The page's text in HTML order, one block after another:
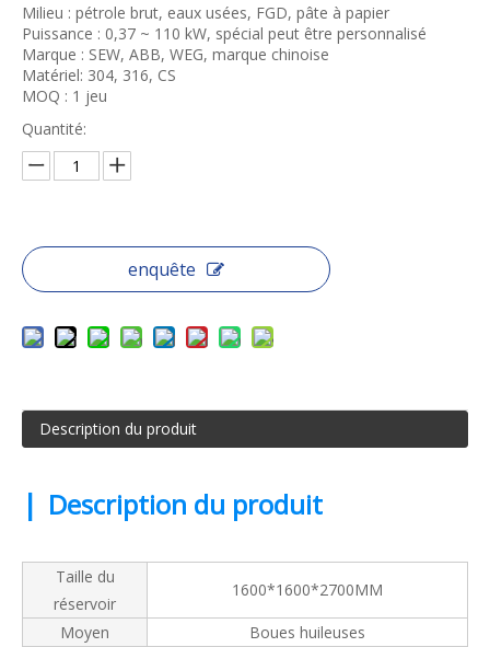
Milieu : pétrole brut, eaux usées, FGD, pâte à papier
Puissance : 0,37 ~ 110 kW, spécial peut être personnalisé
Marque : SEW, ABB, WEG, marque chinoise
Matériel: 304, 316, CS
MOQ : 1 jeu
Quantité:
enquête
Description du produit
| Description du produit
Taille du
réservoir
1600*1600*2700MM
Moyen
Boues huileuses